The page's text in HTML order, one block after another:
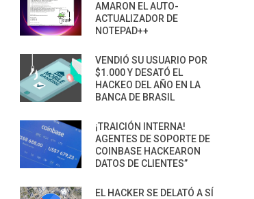
AMARON EL AUTO-
ACTUALIZADOR DE
NOTEPAD++
VENDIÓ SU USUARIO POR
$1.000 Y DESATÓ EL
HACKEO DEL AÑO EN LA
BANCA DE BRASIL
¡TRAICIÓN INTERNA!
AGENTES DE SOPORTE DE
COINBASE HACKEARON
DATOS DE CLIENTES”
EL HACKER SE DELATÓ A SÍ